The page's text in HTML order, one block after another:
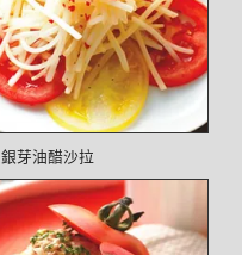
銀芽油醋沙拉